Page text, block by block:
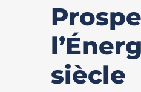
siècle